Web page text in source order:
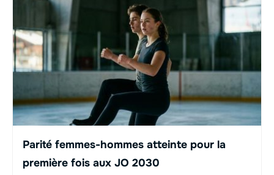
Parité femmes-hommes atteinte pour la
première fois aux JO 2030